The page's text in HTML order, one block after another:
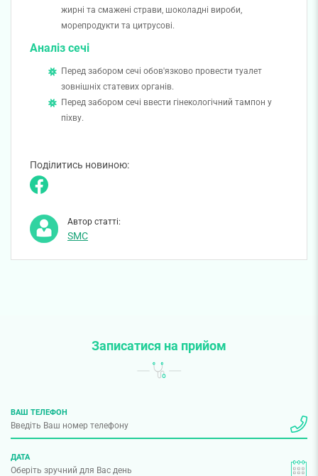
жирні та смажені страви, шоколадні вироби,
морепродукти та цитрусові.
Аналіз сечі
Перед забором сечі обов'язково провести туалет
зовнішніх статевих органів.
Перед забором сечі ввести гінекологічний тампон у
піхву.
Поділитись новиною:
Автор статті:
SMC
Записатися на прийом
ВАШ ТЕЛЕФОН
ДАТА